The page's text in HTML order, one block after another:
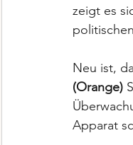
zeigt es
Neu ist,
(Orange)
Apparat